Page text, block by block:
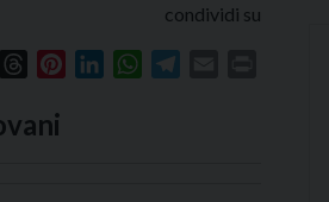
condividi su
ThreadsPinterestLinkedInWhatsApp